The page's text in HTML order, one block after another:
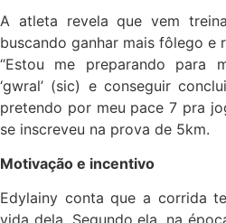
A atleta revela que vem
buscando ganhar mais fôlego e
“Estou me preparando para
‘gwral’ (sic) e conseguir
pretendo por meu pace 7 pra
se inscreveu na prova de 5km.
Motivação e incentivo
Edylainy conta que a corrida